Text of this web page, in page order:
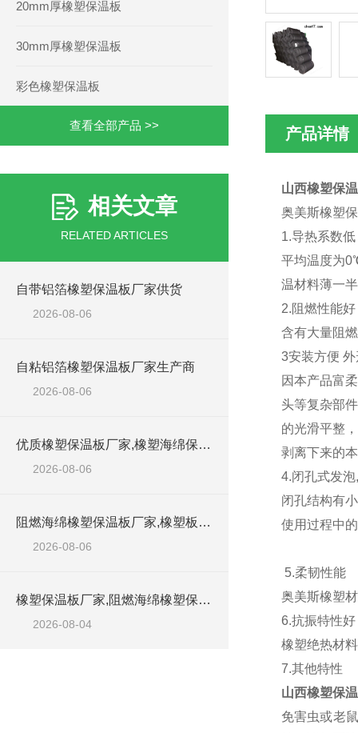
20mm厚橡塑保温板
30mm厚橡塑保温板
彩色橡塑保温板
查看全部产品 >>
相关文章
RELATED ARTICLES
自带铝箔橡塑保温板厂家供货
2026-08-06
自粘铝箔橡塑保温板厂家生产商
2026-08-06
优质橡塑保温板厂家,橡塑海绵保温材料供货商
2026-08-06
阻燃海绵橡塑保温板厂家,橡塑板厂家销售点
2026-08-06
橡塑保温板厂家,阻燃海绵橡塑保温板厂家出售
2026-08-04
产品详情
山西橡塑保
奥美斯橡塑
1.导热系数低
平均温度为
温材料薄一
2.阻燃性能好
含有大量阻
3安装方便
因本产品富
头等复杂部
的光滑平整
剥离下来的
4.闭孔式发
闭孔结构有
使用过程中
5.柔韧性能
奥美斯橡塑
6.抗振特性好
橡塑绝热材
7.其他特性
山西橡塑保
免害虫或老